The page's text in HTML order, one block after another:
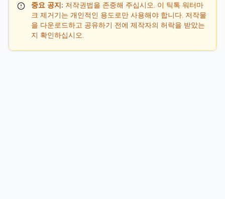
중요 공지: 저작권법을 존중해 주십시오. 이 틱톡 워터마
크 제거기는 개인적인 용도로만 사용해야 합니다. 저작물
을 다운로드하고 공유하기 전에 제작자의 허락을 받았는
지 확인하십시오.